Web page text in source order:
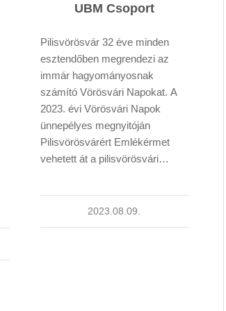
UBM Csoport
Pilisvörösvár 32 éve minden
esztendőben megrendezi az
immár hagyományosnak
számító Vörösvári Napokat. A
2023. évi Vörösvári Napok
ünnepélyes megnyitóján
Pilisvörösvárért Emlékérmet
vehetett át a pilisvörösvári…
2023.08.09.